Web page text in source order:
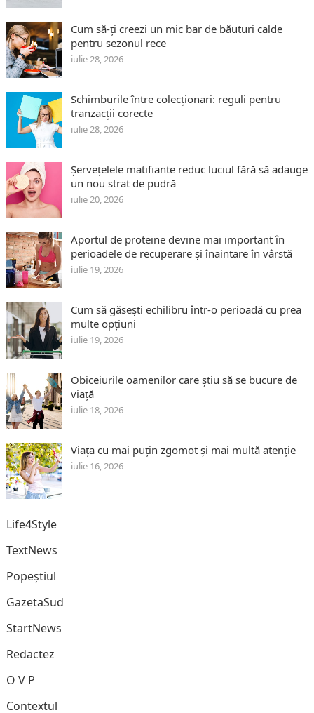
Cum să-ți creezi un mic bar de băuturi calde
pentru sezonul rece
iulie 28, 2026
Schimburile între colecționari: reguli pentru
tranzacții corecte
iulie 28, 2026
Șervețelele matifiante reduc luciul fără să adauge
un nou strat de pudră
iulie 20, 2026
Aportul de proteine devine mai important în
perioadele de recuperare și înaintare în vârstă
iulie 19, 2026
Cum să găsești echilibru într-o perioadă cu prea
multe opțiuni
iulie 19, 2026
Obiceiurile oamenilor care știu să se bucure de
viață
iulie 18, 2026
Viața cu mai puțin zgomot și mai multă atenție
iulie 16, 2026
Life4Style
TextNews
Popeștiul
GazetaSud
StartNews
Redactez
O V P
Contextul